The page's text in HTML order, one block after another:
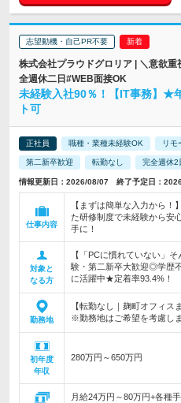
志望動機・自己PR不要
株式会社プラウドグロリア | ＼意欲
全週休二日#WEB面接OK
未経験入社90％！【IT事務】
ト可
正社員 職種・業種未経験OK リモ
第二新卒歓迎 転勤なし 完全週休2
情報更新日：2026/08/07 終了予定日：
仕事内容
【まずは簡単な入力から！
た研修制度で未経験から安
手に！
対象と
なる方
【「PCに慣れていない」
験・第二新卒大歓迎◎学歴
に活躍中★定着率93.4%！
勤務地
【転勤なし｜麹町オフィス
※勤務地はご希望を考慮し
初年度
年収
280万円～650万円
月給24万円～80万円+各種